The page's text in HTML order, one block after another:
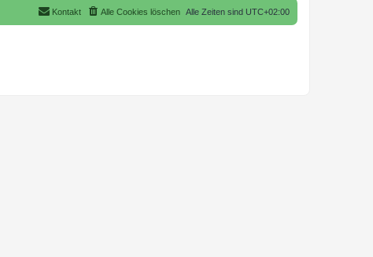
Alle Zeiten sind UTC+02:00
Alle Cookies löschen
Kontakt